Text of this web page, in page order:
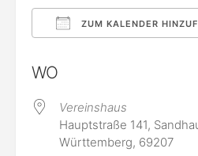
ZUM KALENDER
WO
Vereinshaus
Hauptstraße 141,
Württemberg, 69207